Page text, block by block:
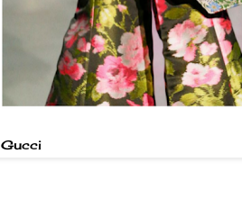
Gucci